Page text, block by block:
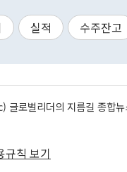
실적 수주잔고
글로벌리더의 지름길 종합
규칙 보기